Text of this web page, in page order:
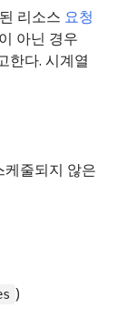
리소스 요청
아닌 경우
한다. 시계열
케줄되지 않은
)